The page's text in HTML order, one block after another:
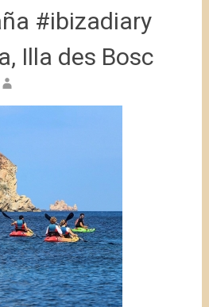
#ibizadiary
Illa des Bosc